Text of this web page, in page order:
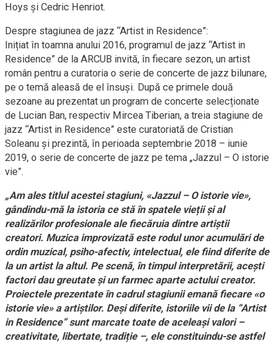
Hoys și Cedric Henriot.
Despre stagiunea de jazz “Artist in Residence”:
Inițiat în toamna anului 2016, programul de jazz “Artist in
Residence” de la ARCUB invită, în fiecare sezon, un artist
român pentru a curatoria o serie de concerte de jazz bilunare,
pe o temă aleasă de el însuși. După ce primele două
sezoane au prezentat un program de concerte selecționate
de Lucian Ban, respectiv Mircea Tiberian, a treia stagiune de
jazz “Artist in Residence” este curatoriată de Cristian
Soleanu și prezintă, în perioada septembrie 2018 – iunie
2019, o serie de concerte de jazz pe tema „Jazzul – O istorie
vie”.
„Am ales titlul acestei stagiuni, «Jazzul – O istorie vie»,
gândindu-mă la istoria ce stă în spatele vieții și al
realizărilor profesionale ale fiecăruia dintre artiștii
creatori. Muzica improvizată este rodul unor acumulări de
ordin muzical, psiho-afectiv, intelectual, ele fiind diferite de
la un artist la altul. Pe scenă, în timpul interpretării, acești
factori dau greutate și un farmec aparte actului creator.
Proiectele prezentate în cadrul stagiunii emană fiecare «o
istorie vie» a artiștilor. Deși diferite, istoriile vii de la “Artist
in Residence” sunt marcate toate de aceleași valori –
creativitate, libertate, tradiție –, ele constituindu-se astfel